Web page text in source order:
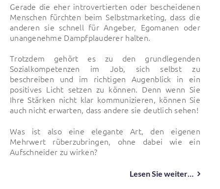
Gerade die eher introvertierten oder bescheidenen
Menschen fürchten beim Selbstmarketing, dass die
anderen sie schnell für Angeber, Egomanen oder
unangenehme Dampfplauderer halten.
Trotzdem gehört es zu den grundlegenden
Sozialkompetenzen im Job, sich selbst zu
beschreiben und im richtigen Augenblick in ein
positives Licht setzen zu können. Denn wenn Sie
Ihre Stärken nicht klar kommunizieren, können Sie
auch nicht erwarten, dass andere sie deutlich sehen!
Was ist also eine elegante Art, den eigenen
Mehrwert rüberzubringen, ohne dabei wie ein
Aufschneider zu wirken?
Lesen Sie weiter…